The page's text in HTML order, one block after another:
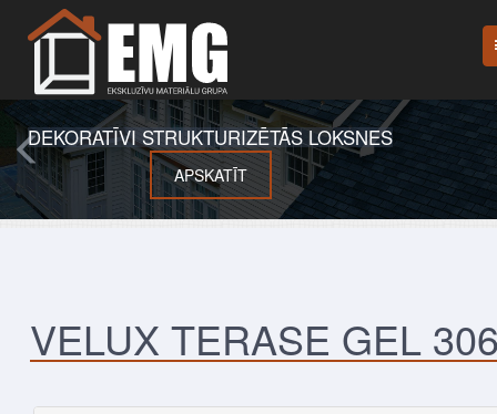
DEKORATĪVI STRUKTURIZĒTĀS LOKSNES
APSKATĪT
VELUX TERASE GEL